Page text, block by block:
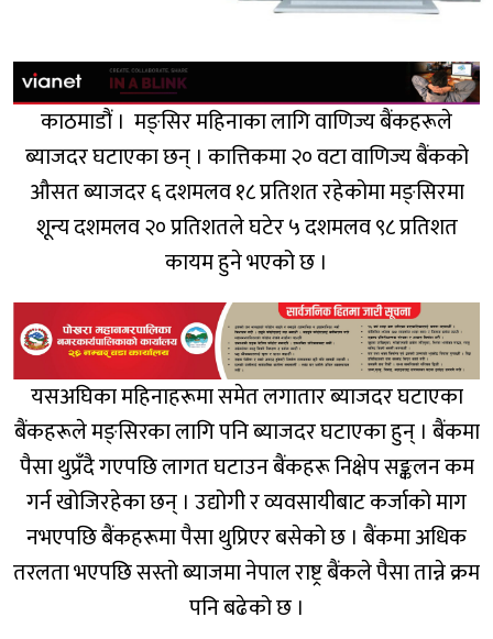
काठमाडौं । मङ्सिर महिनाका लागि वाणिज्य बैंकहरूले
ब्याजदर घटाएका छन् । कात्तिकमा २० वटा वाणिज्य बैंकको
औसत ब्याजदर ६ दशमलव १८ प्रतिशत रहेकोमा मङ्सिरमा
शून्य दशमलव २० प्रतिशतले घटेर ५ दशमलव ९८ प्रतिशत
कायम हुने भएको छ ।
यसअघिका महिनाहरूमा समेत लगातार ब्याजदर घटाएका
बैंकहरूले मङ्सिरका लागि पनि ब्याजदर घटाएका हुन् । बैंकमा
पैसा थुप्रँदै गएपछि लागत घटाउन बैंकहरू निक्षेप सङ्कलन कम
गर्न खोजिरहेका छन् । उद्योगी र व्यवसायीबाट कर्जाको माग
नभएपछि बैंकहरूमा पैसा थुप्रिएर बसेको छ । बैंकमा अधिक
तरलता भएपछि सस्तो ब्याजमा नेपाल राष्ट्र बैंकले पैसा तान्ने क्रम
पनि बढेको छ ।